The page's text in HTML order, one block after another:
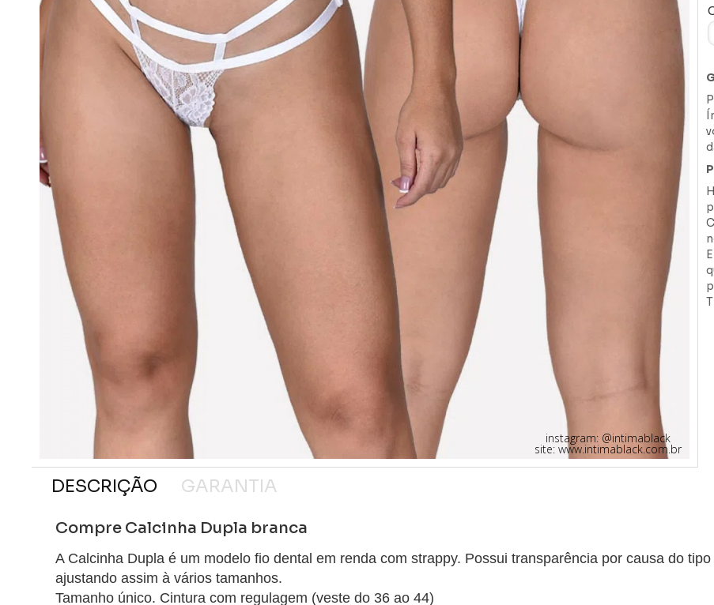
instagram: @intimablack
site: www.intimablack.com.br
DESCRIÇÃO GARANTIA
Compre Calcinha Dupla branca
A Calcinha Dupla é um modelo fio dental em renda com strappy. Possui transparência por causa do
ajustando assim à vários tamanhos.
Tamanho único. Cintura com regulagem (veste do 36 ao 44)